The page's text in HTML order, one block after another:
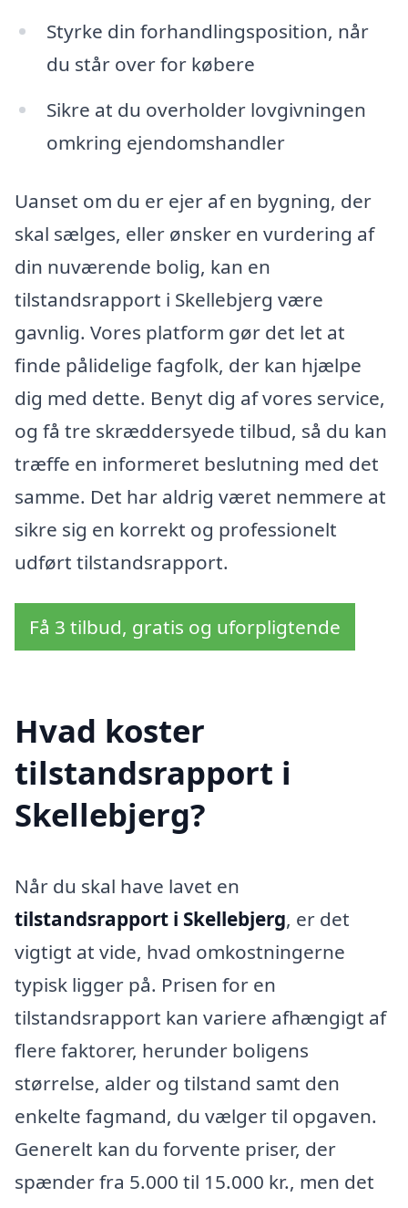
Styrke din forhandlingsposition, når
du står over for købere
Sikre at du overholder lovgivningen
omkring ejendomshandler
Uanset om du er ejer af en bygning, der
skal sælges, eller ønsker en vurdering af
din nuværende bolig, kan en
tilstandsrapport i Skellebjerg være
gavnlig. Vores platform gør det let at
finde pålidelige fagfolk, der kan hjælpe
dig med dette. Benyt dig af vores service,
og få tre skræddersyede tilbud, så du kan
træffe en informeret beslutning med det
samme. Det har aldrig været nemmere at
sikre sig en korrekt og professionelt
udført tilstandsrapport.
Få 3 tilbud, gratis og uforpligtende
Hvad koster
tilstandsrapport i
Skellebjerg?
Når du skal have lavet en
tilstandsrapport i Skellebjerg, er det
vigtigt at vide, hvad omkostningerne
typisk ligger på. Prisen for en
tilstandsrapport kan variere afhængigt af
flere faktorer, herunder boligens
størrelse, alder og tilstand samt den
enkelte fagmand, du vælger til opgaven.
Generelt kan du forvente priser, der
spænder fra 5.000 til 15.000 kr., men det